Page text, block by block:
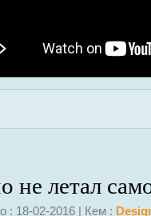
не летал
: 18-02-2016 | Кем :